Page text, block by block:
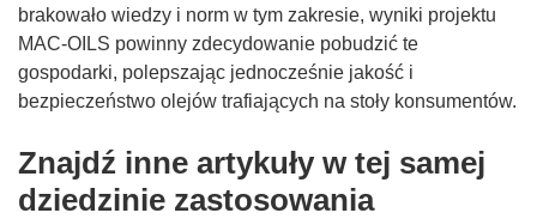
brakowało wiedzy i norm w tym zakresie, wyniki projektu
MAC-OILS powinny zdecydowanie pobudzić te
gospodarki, polepszając jednocześnie jakość i
bezpieczeństwo olejów trafiających na stoły konsumentów.
Znajdź inne artykuły w tej samej
dziedzinie zastosowania